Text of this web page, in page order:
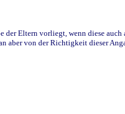
der Eltern vorliegt, wenn diese
aber von der Richtigkeit dieser